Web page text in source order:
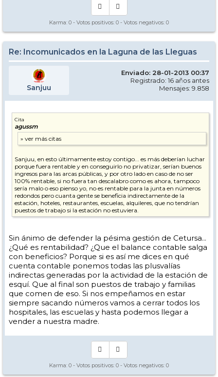
Karma: 0 - Votos positivos: 0 - Votos negativos: 0
Re: Incomunicados en la Laguna de las Lleguas
Sanjuu
Enviado: 28-01-2013 00:37
Registrado: 16 años antes
Mensajes: 9.858
Cita
agussm
Sanjuu, en esto últimamente estoy contigo... es más deberían luchar
porque fuera rentable y en conseguirlo no privatizar, serían buenos
ingresos para las arcas públicas, y por otro lado en caso de no ser
100% rentable, si no fuera tan descalabro como es ahora, tampoco
sería malo o eso pienso yo, no es rentable para la junta en números
redondos pero cuanta gente se beneficia indirectamente de la
estación, hoteles, restaurantes, escuelas, alquileres, que no tendrían
puestos de trabajo si la estación no estuviera.
Sin ánimo de defender la pésima gestión de Cetursa...
¿Qué es rentabilidad? ¿Que el balance contable salga
con beneficios? Porque si es así me dices en qué
cuenta contable ponemos todas las plusvalías
indirectas generadas por la actividad de la estación de
esquí. Que al final son puestos de trabajo y familias
que comen de eso. Si nos empeñamos en estar
siempre sacando números vamos a cerrar todos los
hospitales, las escuelas y hasta podemos llegar a
vender a nuestra madre.
Karma: 0 - Votos positivos: 0 - Votos negativos: 0